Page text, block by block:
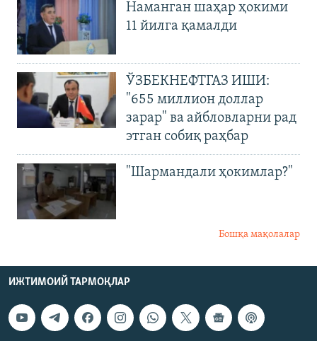
Наманган шаҳар ҳокими
11 йилга қамалди
ЎЗБЕКНЕФТГАЗ ИШИ:
"655 миллион доллар
зарар" ва айбловларни рад
этган собиқ раҳбар
"Шармандали ҳокимлар?"
Бошқа мақолалар
ИЖТИМОИЙ ТАРМОҚЛАР